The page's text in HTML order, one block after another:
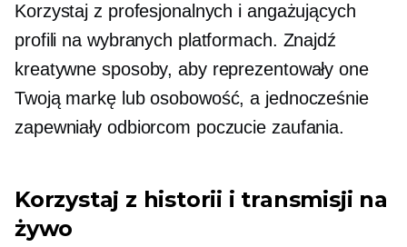
Korzystaj z profesjonalnych i angażujących
profili na wybranych platformach. Znajdź
kreatywne sposoby, aby reprezentowały one
Twoją markę lub osobowość, a jednocześnie
zapewniały odbiorcom poczucie zaufania.
Korzystaj z historii i transmisji na
żywo